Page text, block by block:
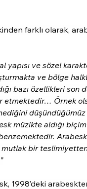
farklı olarak,
yapısı ve sözel
ve bölge
bazı özellikleri son
etmektedir… Örnek
müzikte aldığı
mutlak bir
1998’deki